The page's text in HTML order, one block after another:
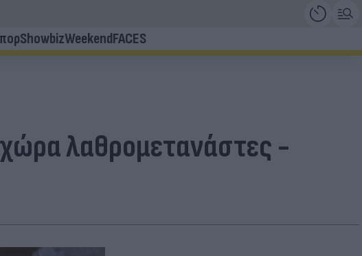
ShowbizWeekendFACES
λαθρομετανάστες -